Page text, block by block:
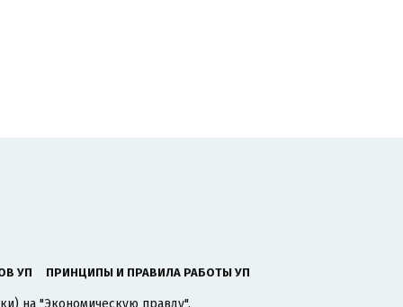
УП ПРИНЦИПЫ И ПРАВИЛА РАБОТЫ УП
на "Экономическую правду".